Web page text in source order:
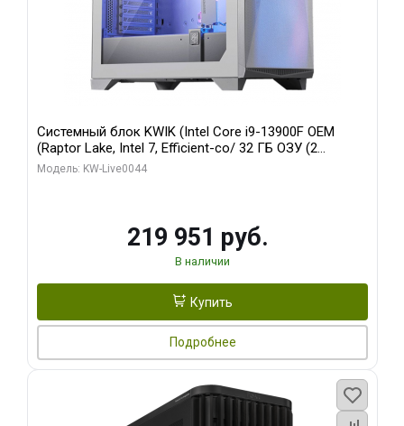
Системный блок KWIK (Intel Core i9-13900F OEM
(Raptor Lake, Intel 7, Efficient-co/ 32 ГБ ОЗУ (2
модуля)/ Gigabyte RTX5070Ti AERO OC 16GB GDDR7
Модель: KW-Live0044
219 951 руб.
В наличии
Купить
Подробнее